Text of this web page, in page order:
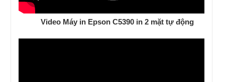
Video Máy in Epson C5390 in 2 mặt tự động